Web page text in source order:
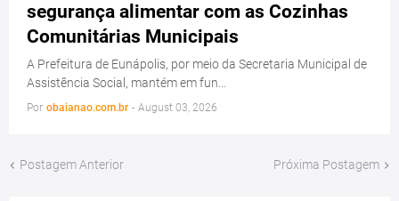
segurança alimentar com as Cozinhas
Comunitárias Municipais
A Prefeitura de Eunápolis, por meio da Secretaria Municipal de
Assistência Social, mantém em fun…
Por obaianao.com.br - August 03, 2026
Postagem Anterior Próxima Postagem